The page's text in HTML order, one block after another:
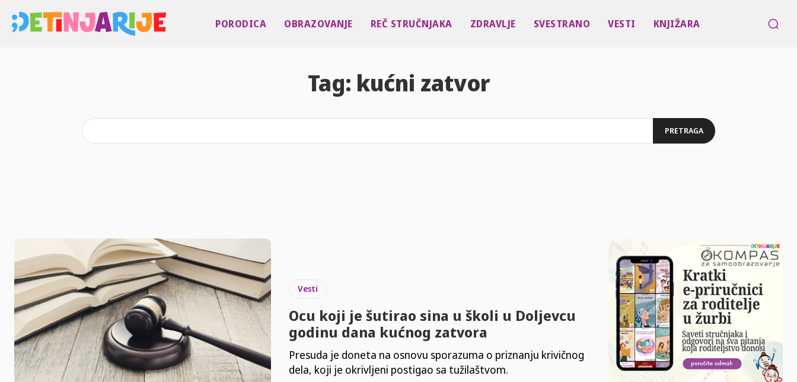
PORODICA OBRAZOVANJE REČ STRUČNJAKA ZDRAVLJE SVESTRANO VESTI KNJIŽARA
Tag: kućni zatvor
PRETRAGA
Vesti
Ocu koji je šutirao sina u školi u Doljevcu
godinu dana kućnog zatvora
Presuda je doneta na osnovu sporazuma o priznanju krivičnog
dela, koji je okrivljeni postigao sa tužilaštvom.